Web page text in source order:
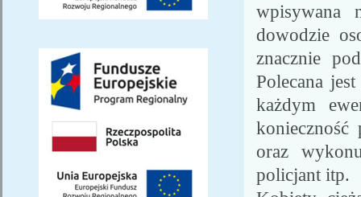
wpisywana
dowodzie
znacznie
Polecana
każdym
konieczność
oraz
policjant itp.